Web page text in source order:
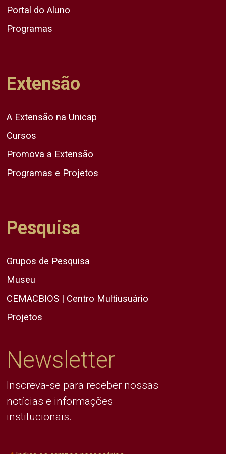
Portal do Aluno
Programas
Extensão
A Extensão na Unicap
Cursos
Promova a Extensão
Programas e Projetos
Pesquisa
Grupos de Pesquisa
Museu
CEMACBIOS | Centro Multiusuário
Projetos
Newsletter
Inscreva-se para receber nossas
notícias e informações
institucionais.